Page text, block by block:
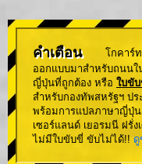
คำเตือน
โกคาร์
ออกแบบมาสำหรับถนน
ญี่ปุ่นที่ถูกต้อง หรือ ใบขั
สำหรับกองทัพสหรัฐฯ ป
พร้อมการแปลภาษาญี่ปุ่น
เซอร์แลนด์ เยอรมนี ฝรั่
ไม่มีใบขับขี่ ขับไม่ได้!! ดู